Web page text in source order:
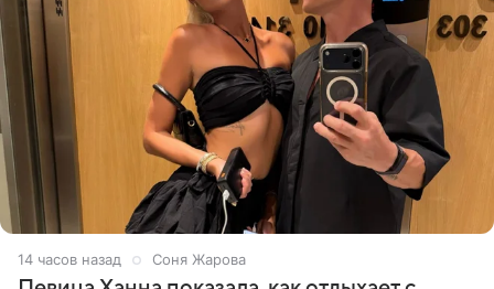
14 часов назад Соня Жарова